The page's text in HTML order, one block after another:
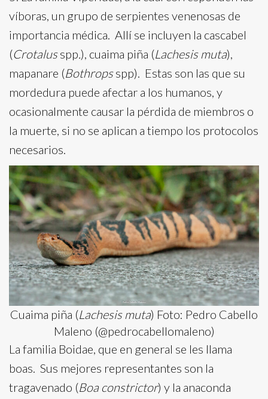
víboras, un grupo de serpientes venenosas de
importancia médica. Allí se incluyen la cascabel
(Crotalusspp.), cuaima piña (Lachesis muta),
mapanare (Bothropsspp). Estas son las que su
mordedura puede afectar a los humanos, y
ocasionalmente causar la pérdida de miembros o
la muerte, si no se aplican a tiempo los protocolos
necesarios.
Cuaima piña (Lachesis muta) Foto: Pedro Cabello
Maleno (@pedrocabellomaleno)
La familia Boidae, que en general se les llama
boas. Sus mejores representantes son la
tragavenado (Boa constrictor) y la anaconda